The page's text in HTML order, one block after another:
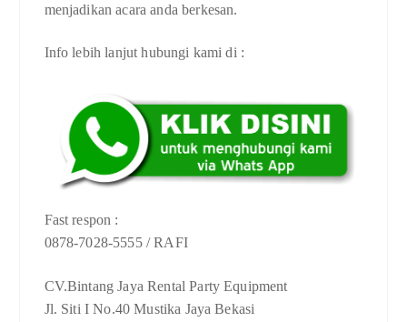
menjadikan acara anda berkesan.
Info lebih lanjut hubungi kami di :
Fast respon :
0878-7028-5555 / RAFI
CV.Bintang Jaya Rental Party Equipment
Jl. Siti I No.40 Mustika Jaya Bekasi